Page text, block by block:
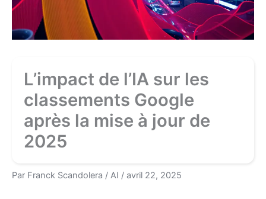
L’impact de l’IA sur les
classements Google
après la mise à jour de
2025
Par Franck Scandolera / AI / avril 22, 2025